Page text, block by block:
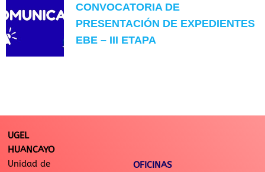
CONVOCATORIA DE
PRESENTACIÓN DE EXPEDIENTES
EBE – III ETAPA
UGEL
HUANCAYO
Unidad de
OFICINAS